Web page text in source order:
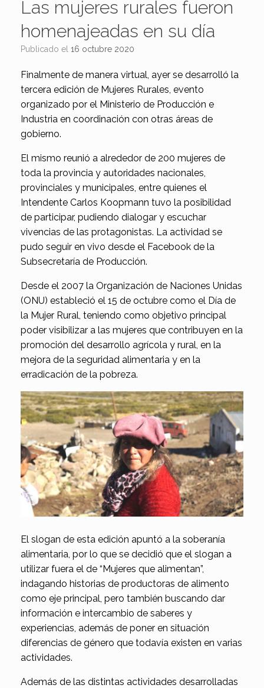
Las mujeres rurales fueron
homenajeadas en su día
Publicado el 16 octubre 2020
Finalmente de manera virtual, ayer se desarrolló la
tercera edición de Mujeres Rurales, evento
organizado por el Ministerio de Producción e
Industria en coordinación con otras áreas de
gobierno.
El mismo reunió a alrededor de 200 mujeres de
toda la provincia y autoridades nacionales,
provinciales y municipales, entre quienes el
Intendente Carlos Koopmann tuvo la posibilidad
de participar, pudiendo dialogar y escuchar
vivencias de las protagonistas. La actividad se
pudo seguir en vivo desde el Facebook de la
Subsecretaría de Producción.
Desde el 2007 la Organización de Naciones Unidas
(ONU) estableció el 15 de octubre como el Día de
la Mujer Rural, teniendo como objetivo principal
poder visibilizar a las mujeres que contribuyen en la
promoción del desarrollo agrícola y rural, en la
mejora de la seguridad alimentaria y en la
erradicación de la pobreza.
El slogan de esta edición apuntó a la soberanía
alimentaria, por lo que se decidió que el slogan a
utilizar fuera el de “Mujeres que alimentan”,
indagando historias de productoras de alimento
como eje principal, pero también buscando dar
información e intercambio de saberes y
experiencias, además de poner en situación
diferencias de género que todavía existen en varias
actividades.
Además de las distintas actividades desarrolladas